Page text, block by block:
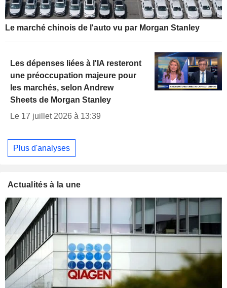
Le marché chinois de l'auto vu par Morgan Stanley
Les dépenses liées à l'IA resteront
une préoccupation majeure pour
les marchés, selon Andrew
Sheets de Morgan Stanley
Le 17 juillet 2026 à 13:39
Plus d'analyses
Actualités à la une